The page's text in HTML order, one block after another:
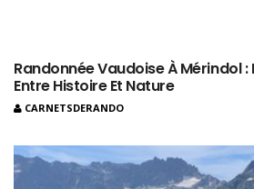
Randonnée Vaudoise À Mérindol :
Entre Histoire Et Nature
CARNETSDERANDO